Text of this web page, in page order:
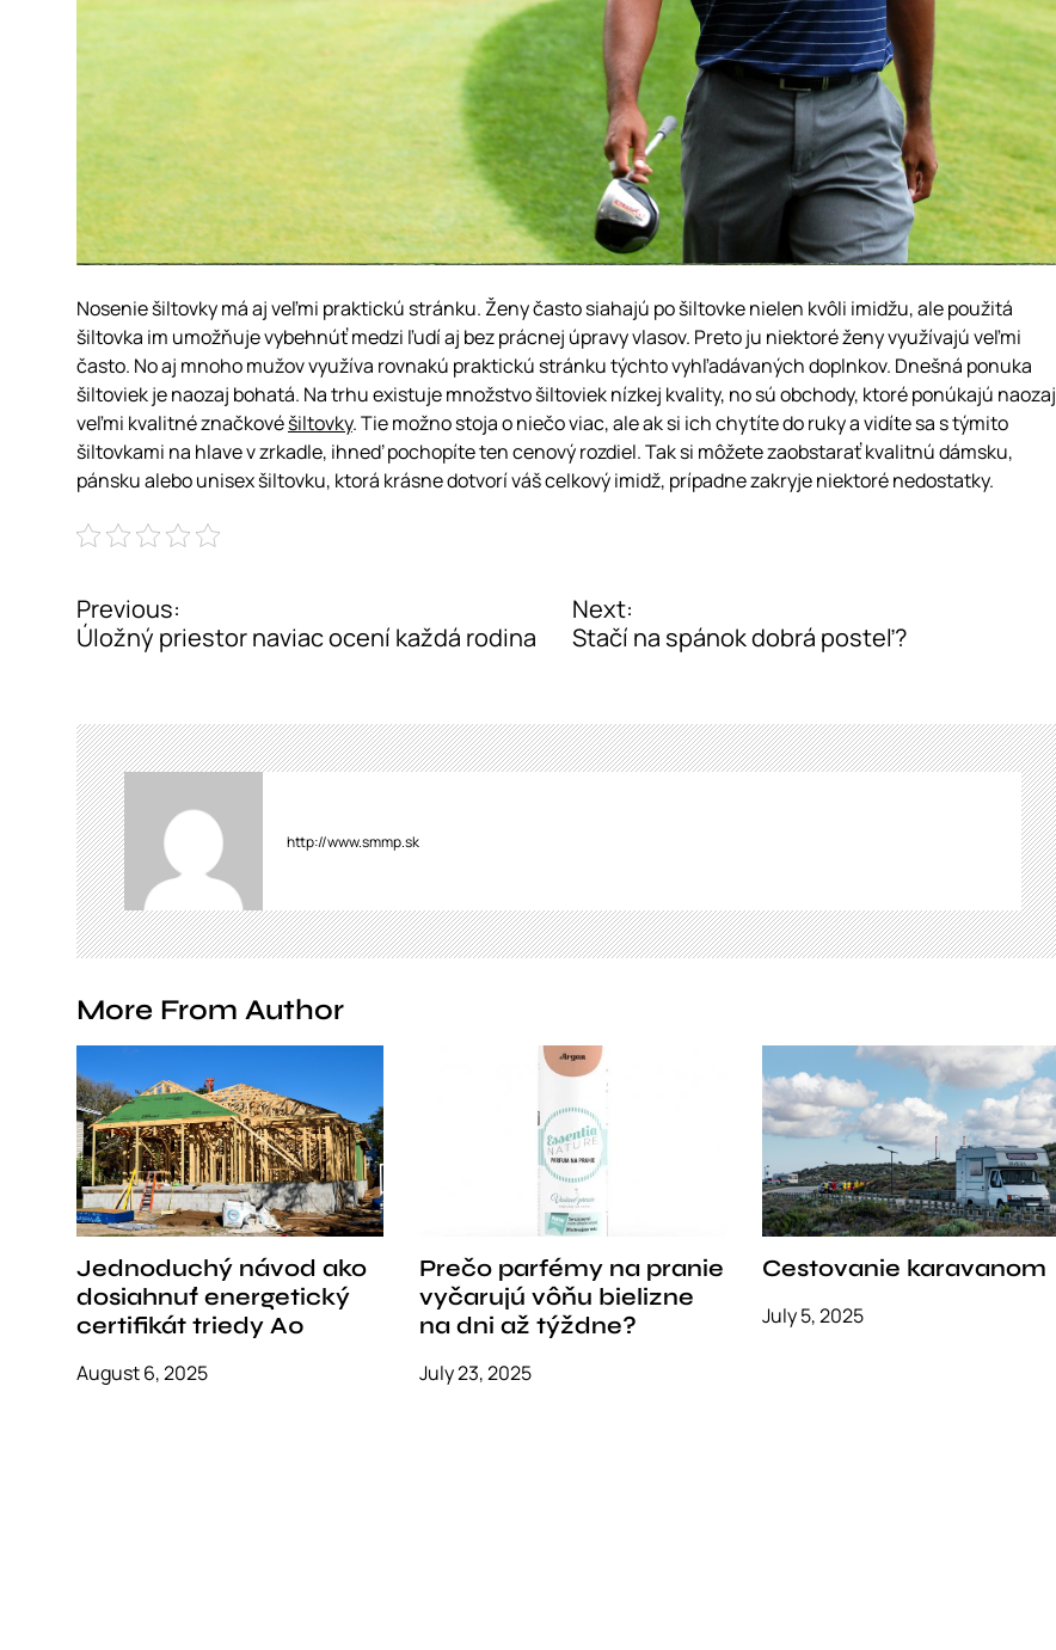
Nosenie šiltovky má aj veľmi praktickú stránku. Ženy často siahajú po šiltovke nielen kvôli imidžu, ale použitá
šiltovka im umožňuje vybehnúť medzi ľudí aj bez prácnej úpravy vlasov. Preto ju niektoré ženy využívajú veľmi
často. No aj mnoho mužov využíva rovnakú praktickú stránku týchto vyhľadávaných doplnkov. Dnešná ponuka
šiltoviek je naozaj bohatá. Na trhu existuje množstvo šiltoviek nízkej kvality, no sú obchody, ktoré ponúkajú naozaj
veľmi kvalitné značkovéšiltovky. Tie možno stoja o niečo viac, ale ak si ich chytíte do ruky a vidíte sa s týmito
šiltovkami na hlave v zrkadle, ihneď pochopíte ten cenový rozdiel. Tak si môžete zaobstarať kvalitnú dámsku,
pánsku alebo unisex šiltovku, ktorá krásne dotvorí váš celkový imidž, prípadne zakryje niektoré nedostatky.
P
o
t
n
a
v
i
g
a
t
i
o
n
Previous:
Úložný priestor naviac ocení každá rodina
Next:
Stačí na spánok dobrá posteľ?
http://www.smmp.sk
More From Author
Jednoduchý návod ako
dosiahnuť energetický
certifikát triedy A0
August 6, 2025
Prečo parfémy na pranie
vyčarujú vôňu bielizne
na dni až týždne?
July 23, 2025
Cestovanie karavanom
July 5, 2025